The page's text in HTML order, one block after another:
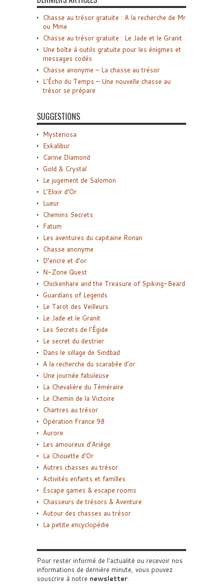
Chasse au trésor gratuite : A la recherche de Mr
ou Mme
Chasse au trésor gratuite : Le Jade et le Granit
Une boîte à outils gratuite pour les énigmes et
messages codés
Chasse anonyme – La chasse au trésor
L’Écho du Temps – Une nouvelle chasse au
trésor se prépare
SUGGESTIONS
Mysteriosa
Exkalibur
Carine Diamond
Gold & Crystal
Le jugement de Salomon
L’Elixir d’Or
Lueur
Chemins Secrets
Fatum
Les aventures du capitaine Ronan
Chasse anonyme
D’encre et d’or
N-Zone Quest
Chickenhare and the Treasure of Spiking-Beard
Guardians of Legends
Le Tarot des Veilleurs
Le Jade et le Granit
Les Secrets de l’Égide
Le secret du destrier
Dans le sillage de Sindbad
A la recherche du scarabée d’or
Une journée fabuleuse
La Chevalière du Téméraire
Le Chemin de la Victoire
Chartres au trésor
Opération France 98
Aurore
Les amoureux d’Ariège
La Chouette d’Or
Autres chasses au trésor
Activités enfants et familles
Escape games & escape rooms
Chasseurs de trésors & Aventure
Autour des chasses au trésor
La petite encyclopédie
Pour rester informé de l'actualité ou recevoir nos
informations de dernière minute, vous pouvez
souscrire à notre newsletter.